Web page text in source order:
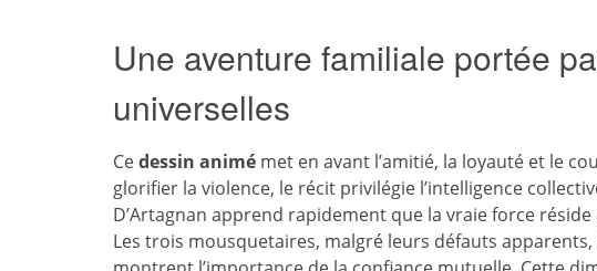
Une aventure familiale portée
universelles
Cedessin animé met en avant l’amitié, la loyauté et le
glorifier la violence, le récit privilégie l’intelligence
D’Artagnan apprend rapidement que la vraie force
Les trois mousquetaires, malgré leurs défauts